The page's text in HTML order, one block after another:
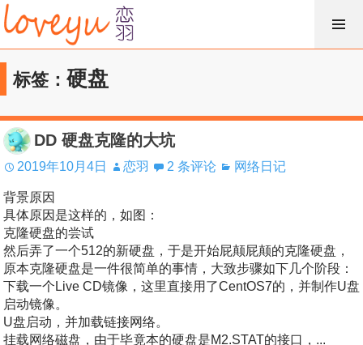
跳
过
内
容标签： 硬盘
DD 硬盘克隆的大坑
2019年10月4日 恋羽 2 条评论 网络日记
背景原因
具体原因是这样的，如图：
克隆硬盘的尝试
然后弄了一个512的新硬盘，于是开始屁颠屁颠的克隆硬盘，
原本克隆硬盘是一件很简单的事情，大致步骤如下几个阶段：
下载一个Live CD镜像，这里直接用了CentOS7的，并制作U盘
启动镜像。
U盘启动，并加载链接网络。
挂载网络磁盘，由于毕竟本的硬盘是M2.STAT的接口，...